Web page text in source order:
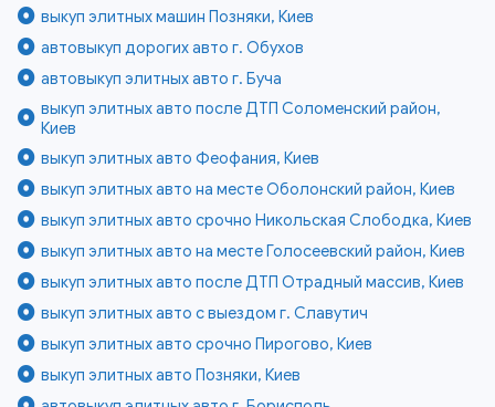
выкуп элитных машин Позняки, Киев
автовыкуп дорогих авто г. Обухов
автовыкуп элитных авто г. Буча
выкуп элитных авто после ДТП Соломенский район,
Киев
выкуп элитных авто Феофания, Киев
выкуп элитных авто на месте Оболонский район, Киев
выкуп элитных авто срочно Никольская Слободка, Киев
выкуп элитных авто на месте Голосеевский район, Киев
выкуп элитных авто после ДТП Отрадный массив, Киев
выкуп элитных авто с выездом г. Славутич
выкуп элитных авто срочно Пирогово, Киев
выкуп элитных авто Позняки, Киев